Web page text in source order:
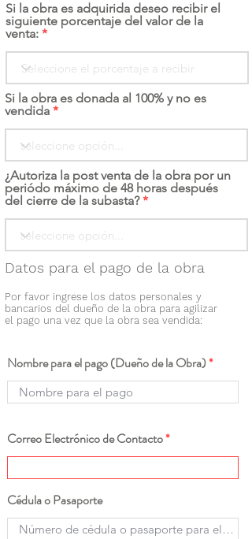
Si la obra es adquirida deseo recibir el
siguiente porcentaje del valor de la
venta:
Si la obra es donada al 100% y no es
vendida
¿Autoriza la post venta de la obra por un
periódo máximo de 48 horas después
del cierre de la subasta?
Datos para el pago de la obra
Por favor ingrese los datos personales y
bancarios del dueño de la obra para agilizar
el pago una vez que la obra sea vendida:
Nombre para el pago (Dueño de la Obra)
Correo Electrónico de Contacto
Cédula o Pasaporte